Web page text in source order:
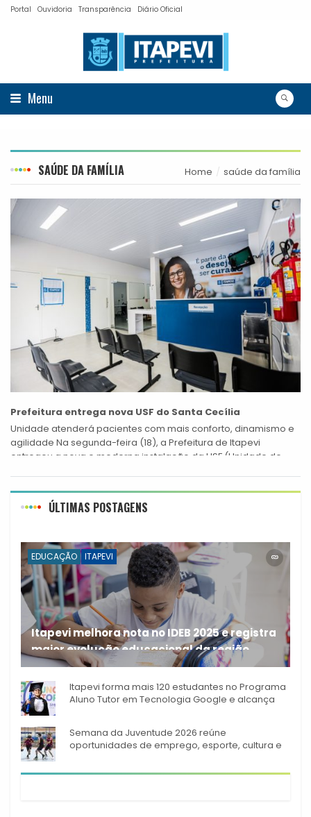
Portal Ouvidoria Transparência Diário Oficial
Menu
SAÚDE DA FAMÍLIA Home saúde da família
Prefeitura entrega nova USF do Santa Cecília
Unidade atenderá pacientes com mais conforto, dinamismo e
agilidade Na segunda-feira (18), a Prefeitura de Itapevi
entregou a nova e moderna instalação da USF (Unidade de
ÚLTIMAS POSTAGENS
EDUCAÇÃO ITAPEVI
Itapevi melhora nota no IDEB 2025 e registra
maior evolução educacional da região
A rede municipal de ensino
Itapevi forma mais 120 estudantes no Programa
Aluno Tutor em Tecnologia Google e alcança
Semana da Juventude 2026 reúne
oportunidades de emprego, esporte, cultura e